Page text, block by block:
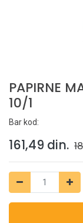
PAPIRNE
10/1
Bar kod:
161,49 din.